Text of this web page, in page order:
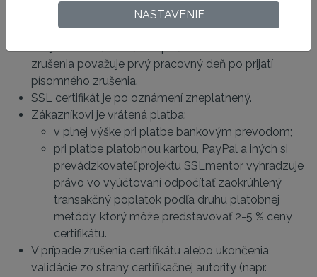
Zrušenie objednávky je možné len písomne
pomocou autorizovaného formulára v Administrácii.
zrušenia považuje prvý pracovný deň po prijatí
písomného zrušenia.
SSL certifikát je po oznámení zneplatnený.
Zákazníkovi je vrátená platba:
v plnej výške pri platbe bankovým prevodom;
pri platbe platobnou kartou, PayPal a iných si
prevádzkovateľ projektu SSLmentor vyhradzuje
právo vo vyúčtovaní odpočítať zaokrúhlený
transakčný poplatok podľa druhu platobnej
metódy, ktorý môže predstavovať 2-5 % ceny
certifikátu.
V prípade zrušenia certifikátu alebo ukončenia
validácie zo strany certifikačnej autority (napr.
NASTAVENIE